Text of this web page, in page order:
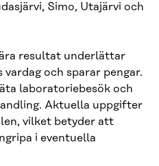
Simo, Utajärvi och
resultat underlättar
och sparar pengar.
laboratoriebesök och
Aktuella uppgifter
vilket betyder att
i eventuella